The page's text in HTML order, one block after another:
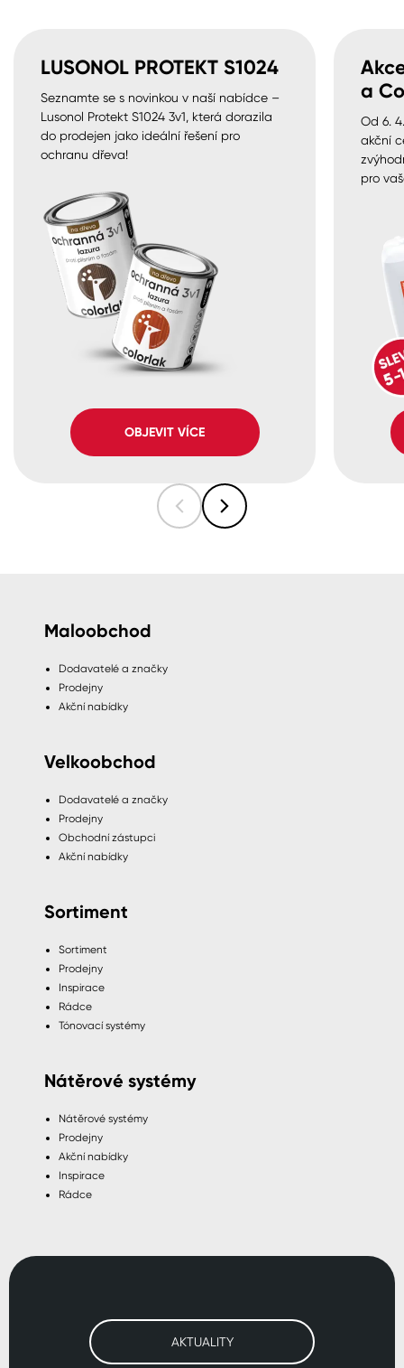
LUSONOL PROTEKT S1024
Seznamte se s novinkou v naší nabídce –
Lusonol Protekt S1024 3v1, která dorazila
do prodejen jako ideální řešení pro
ochranu dřeva!
OBJEVIT VÍCE
a
Od 6.
akční
pro
Maloobchod
Dodavatelé a značky
Prodejny
Akční nabídky
Velkoobchod
Dodavatelé a značky
Prodejny
Obchodní zástupci
Akční nabídky
Sortiment
Sortiment
Prodejny
Inspirace
Rádce
Tónovací systémy
Nátěrové systémy
Nátěrové systémy
Prodejny
Akční nabídky
Inspirace
Rádce
AKTUALITY